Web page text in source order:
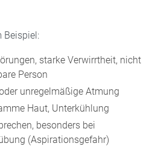
Beispiel:
starke Verwirrtheit, nicht
Person
unregelmäßige Atmung
Haut, Unterkühlung
besonders bei
(Aspirationsgefahr)